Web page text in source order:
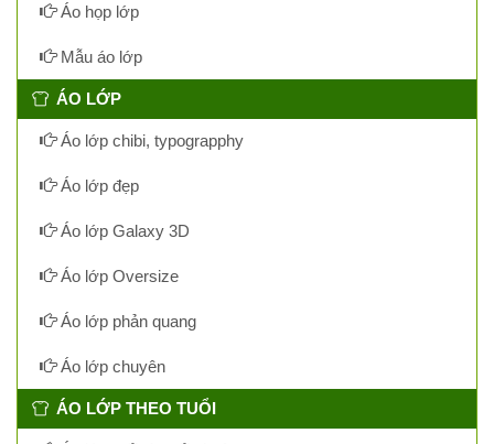
Áo họp lớp
Mẫu áo lớp
ÁO LỚP
Áo lớp chibi, typograpphy
Áo lớp đẹp
Áo lớp Galaxy 3D
Áo lớp Oversize
Áo lớp phản quang
Áo lớp chuyên
ÁO LỚP THEO TUỔI